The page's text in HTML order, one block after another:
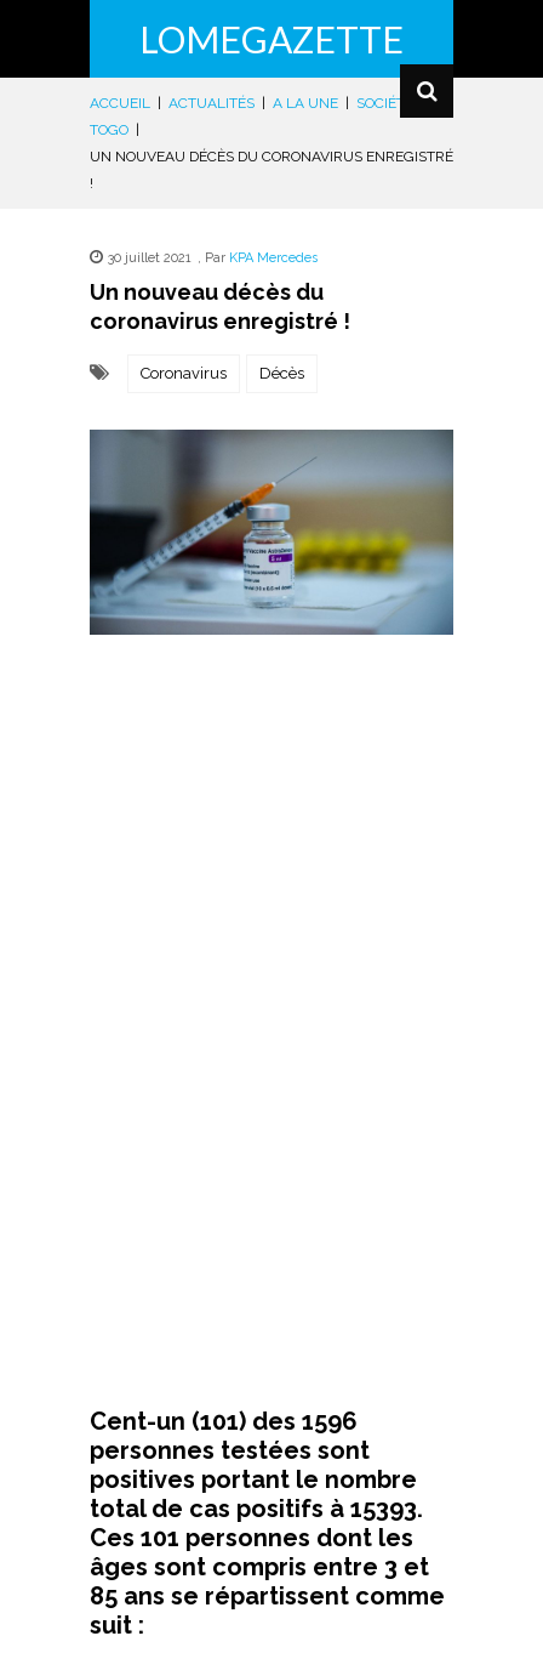
LOMEGAZETTE
ACCUEIL ACTUALITÉS A LA UNE SOCIÉTÉ
|
TOGO
UN NOUVEAU DÉCÈS DU CORONAVIRUS ENREGISTRÉ
!
30 juillet 2021 , Par KPA Mercedes
Un nouveau décès du
coronavirus enregistré !
Coronavirus Décès
Cent-un (101) des 1596
personnes testées sont
positives portant le nombre
total de cas positifs à 15393.
Ces 101 personnes dont les
âges sont compris entre 3 et
85 ans se répartissent comme
suit :